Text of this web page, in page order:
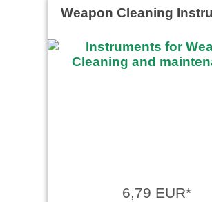
Weapon Cleaning
6,79 EUR*